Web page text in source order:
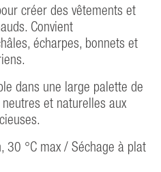
créer des vêtements et
Convient
écharpes, bonnets et
dans une large palette de
et naturelles aux
30 °C max / Séchage à plat